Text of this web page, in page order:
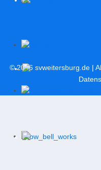
© 2026 svweitersburg.de|